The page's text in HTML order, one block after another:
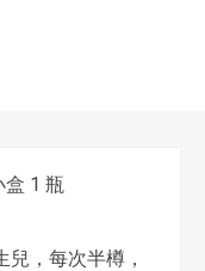
盒 1 瓶
兒，每次半樽，